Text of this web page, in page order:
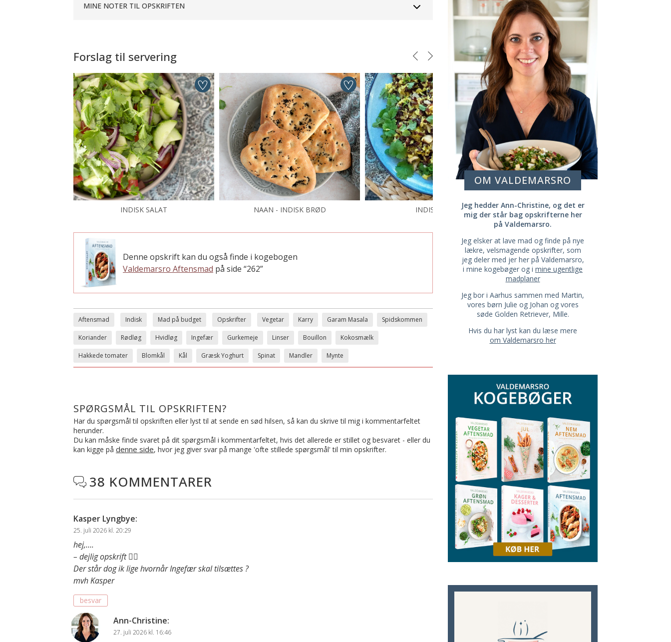
MINE NOTER TIL OPSKRIFTEN
Forslag til servering
INDISK SALAT NAAN - INDISK BRØD INDISKE RIS MANGO CHUTNEY
Denne opskrift kan du også finde i kogebogen
Valdemarsro Aftensmad på side “262”
Aftensmad Indisk Mad på budget Opskrifter Vegetar Karry Garam Masala Spidskommen
Koriander Rødløg Hvidløg Ingefær Gurkemeje Linser Bouillon Kokosmælk
Hakkede tomater Blomkål Kål Græsk Yoghurt Spinat Mandler Mynte
SPØRGSMÅL TIL OPSKRIFTEN?
Har du spørgsmål til opskriften eller lyst til at sende en sød hilsen, så kan du skrive til mig i kommentarfeltet
herunder.
Du kan måske finde svaret på dit spørgsmål i kommentarfeltet, hvis det allerede er stillet og besvaret - eller du
kan kigge på denne side, hvor jeg giver svar på mange 'ofte stillede spørgsmål' til min opskrifter.
 38 KOMMENTARER
Kasper Lyngbye:
25. juli 2026 kl. 20:29
hej,….
– dejlig opskrift 👍🏻
Der står dog ik lige hvornår Ingefær skal tilsættes ?
mvh Kasper
besvar
Ann-Christine:
27. juli 2026 kl. 16:46
OM VALDEMARSRO
Jeg hedder Ann-Christine, og det er
mig der står bag opskrifterne her
på Valdemarsro.
Jeg elsker at lave mad og finde på nye
lækre, velsmagende opskrifter, som
jeg deler med jer her på Valdemarsro,
i mine kogebøger og i mine ugentlige
madplaner
Jeg bor i Aarhus sammen med Martin,
vores børn Julie og Johan og vores
søde Golden Retriever, Mille.
Hvis du har lyst kan du læse mere
om Valdemarsro her